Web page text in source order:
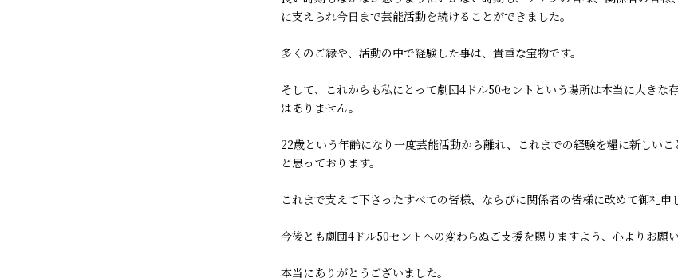
に支えられ今日まで芸能活動を続けることができました。
多くのご縁や、活動の中で経験した事は、貴重な宝物です。
そして、これからも私にとって劇団4ドル50セントという場所は本当に大きな
はありません。
22歳という年齢になり一度芸能活動から離れ、これまでの経験を糧に新しい
と思っております。
これまで支えて下さったすべての皆様、ならびに関係者の皆様に改めて御礼申
今後とも劇団4ドル50セントへの変わらぬご支援を賜りますよう、心よりお願い
本当にありがとうございました。